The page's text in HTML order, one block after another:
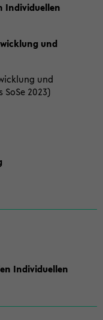
Individuellen
und
und
2023)
Individuellen